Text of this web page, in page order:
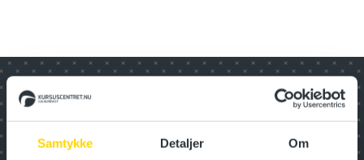
Samtykke Detaljer Om
Har du ikke fundet det, du
ledte efter?